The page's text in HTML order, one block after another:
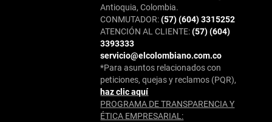
Antioquia, Colombia.
CONMUTADOR:(57) (604) 3315252
ATENCIÓN AL CLIENTE:(57) (604)
3393333
servicio@elcolombiano.com.co
*Para asuntos relacionados con
peticiones, quejas y reclamos (PQR),
haz clic aquí
PROGRAMA DE TRANSPARENCIA Y
ÉTICA EMPRESARIAL: